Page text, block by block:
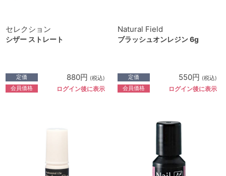
セレクション
シザー ストレート
定価 880円 (税込)
会員価格 ログイン後に表示
Natural Field
ブラッシュオンレジン 6g
定価 550円 (税込)
会員価格 ログイン後に表示